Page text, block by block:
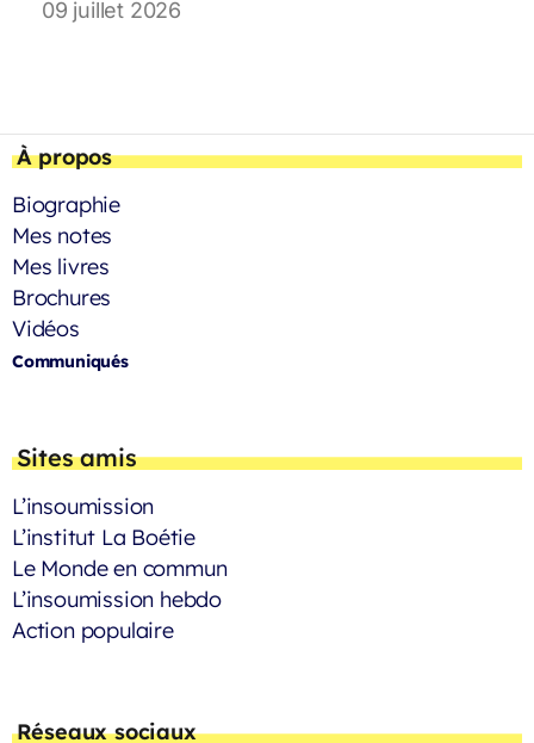
09 juillet 2026
À propos
Biographie
Mes notes
Mes livres
Brochures
Vidéos
Communiqués
Sites amis
L’insoumission
L’institut La Boétie
Le Monde en commun
L’insoumission hebdo
Action populaire
Réseaux sociaux